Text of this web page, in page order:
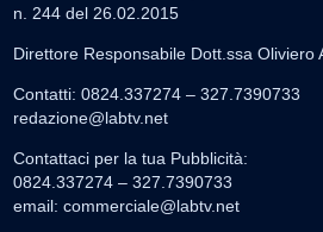
n. 244 del 26.02.2015
Direttore Responsabile Dott.ssa Oliviero
Contatti: 0824.337274 – 327.7390733
redazione@labtv.net
Contattaci per la tua Pubblicità:
0824.337274 – 327.7390733
email: commerciale@labtv.net